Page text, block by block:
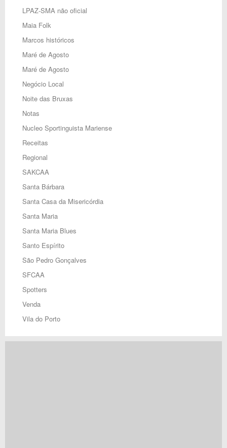
LPAZ-SMA não oficial
Maia Folk
Marcos históricos
Maré de Agosto
Maré de Agosto
Negócio Local
Noite das Bruxas
Notas
Nucleo Sportinguista Mariense
Receitas
Regional
SAKCAA
Santa Bárbara
Santa Casa da Misericórdia
Santa Maria
Santa Maria Blues
Santo Espírito
São Pedro Gonçalves
SFCAA
Spotters
Venda
Vila do Porto